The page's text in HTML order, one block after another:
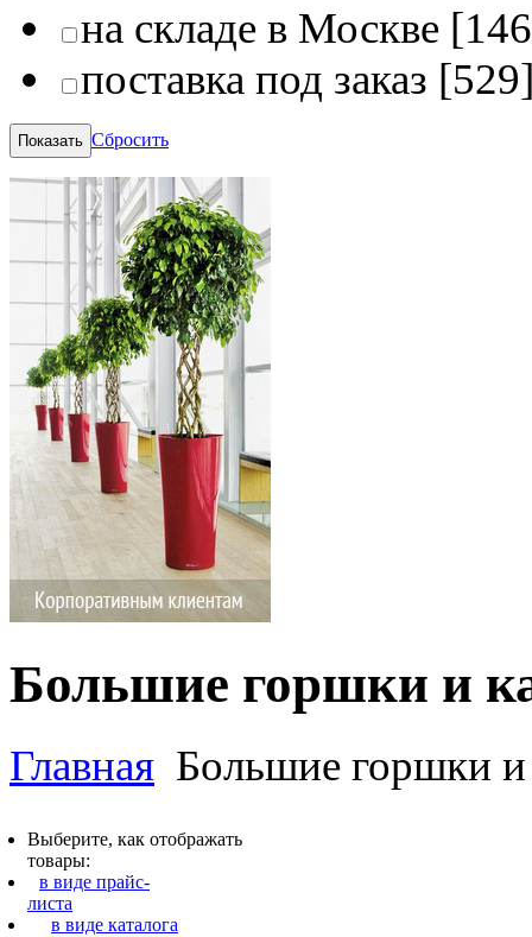
на складе в Москве
поставка под заказ
Сбросить
Большие горшки и
Главная Большие горшки
Выберите, как отображать
товары:
в виде прайс-
листа
в виде каталога